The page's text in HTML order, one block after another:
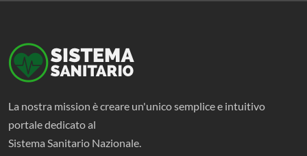
La nostra mission è creare un'unico semplice e intuitivo
portale dedicato al
Sistema Sanitario Nazionale.